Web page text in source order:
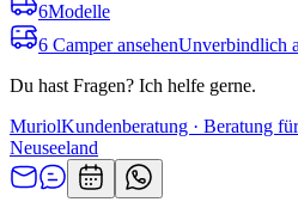
6Modelle
6 Camper ansehenUnverbindlich
Du hast Fragen? Ich helfe gerne.
MuriolKundenberatung · Beratung
Neuseeland